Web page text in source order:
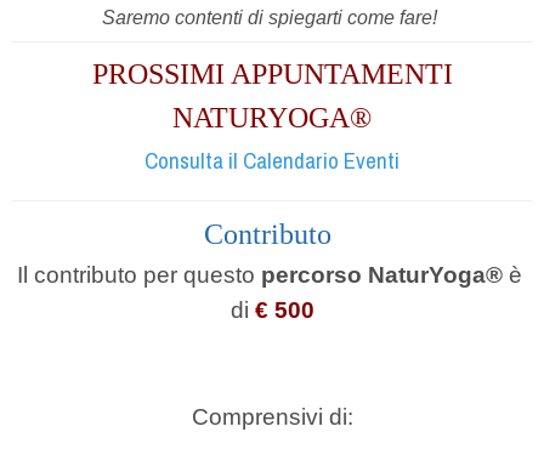
Saremo contenti di spiegarti come fare!
PROSSIMI APPUNTAMENTI
NATURYOGA®
Consulta il Calendario Eventi
Contributo
Il contributo per questo percorso NaturYoga® è
di € 500
Comprensivi di: